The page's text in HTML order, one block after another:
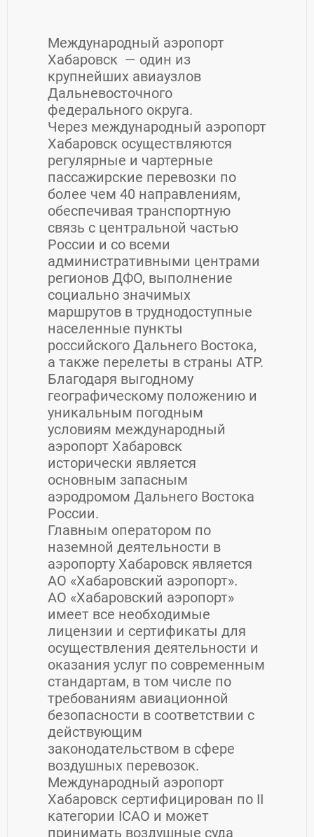
Международный аэропорт
Хабаровск — один из
крупнейших авиаузлов
Дальневосточного
федерального округа.
Через международный аэропорт
Хабаровск осуществляются
регулярные и чартерные
пассажирские перевозки по
более чем 40 направлениям,
обеспечивая транспортную
связь с центральной частью
России и со всеми
административными центрами
регионов ДФО, выполнение
социально значимых
маршрутов в труднодоступные
населенные пункты
российского Дальнего Востока,
а также перелеты в страны АТР.
Благодаря выгодному
географическому положению и
уникальным погодным
условиям международный
аэропорт Хабаровск
исторически является
основным запасным
аэродромом Дальнего Востока
России.
Главным оператором по
наземной деятельности в
аэропорту Хабаровск является
АО «Хабаровский аэропорт».
АО «Хабаровский аэропорт»
имеет все необходимые
лицензии и сертификаты для
осуществления деятельности и
оказания услуг по современным
стандартам, в том числе по
требованиям авиационной
безопасности в соответствии с
действующим
законодательством в сфере
воздушных перевозок.
Международный аэропорт
Хабаровск сертифицирован по II
категории ICAO и может
принимать воздушные суда